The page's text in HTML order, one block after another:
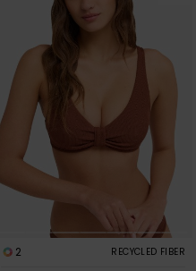
2 RECYCLED FIBER